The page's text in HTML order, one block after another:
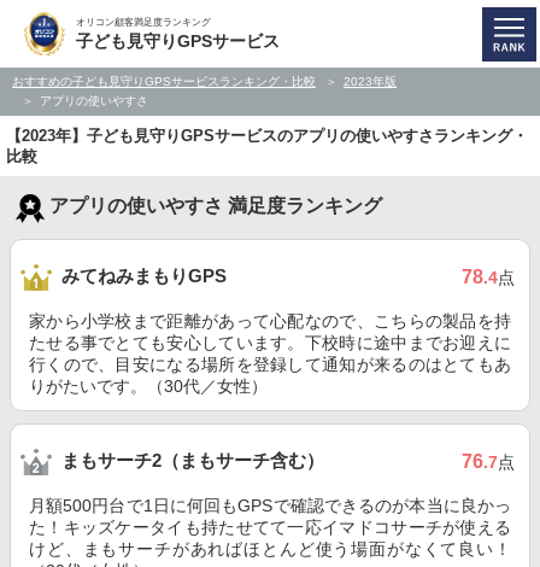
オリコン顧客満足度ランキング
子ども見守りGPSサービス
おすすめの子ども見守りGPSサービスランキング・比較
2023年版
アプリの使いやすさ
【2023年】子ども見守りGPSサービスのアプリの使いやすさランキング・
比較
アプリの使いやすさ 満足度ランキング
みてねみまもりGPS 78.4点
家から小学校まで距離があって心配なので、こちらの製品を持
たせる事でとても安心しています。下校時に途中までお迎えに
行くので、目安になる場所を登録して通知が来るのはとてもあ
りがたいです。（30代／女性）
まもサーチ2（まもサーチ含む） 76.7点
月額500円台で1日に何回もGPSで確認できるのが本当に良かっ
た！キッズケータイも持たせてて一応イマドコサーチが使える
けど、まもサーチがあればほとんど使う場面がなくて良い！